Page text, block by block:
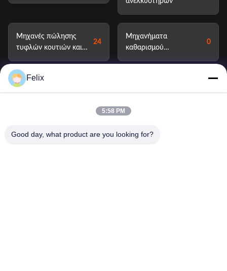
Μηχανές πώλησης
τυφλών κουτιών και
24
Μηχανήματα
καθαρισμού
0
Μηχανήματα
πώλησης κρασιού
καλλυντικών
7
Felix
5:58 PM
Good day, what product are you looking for?